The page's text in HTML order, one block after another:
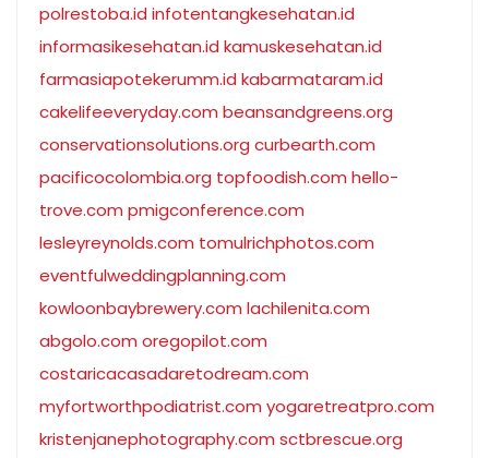
polrestoba.id infotentangkesehatan.id
informasikesehatan.id kamuskesehatan.id
farmasiapotekerumm.id kabarmataram.id
cakelifeeveryday.com beansandgreens.org
conservationsolutions.org curbearth.com
pacificocolombia.org topfoodish.com hello-
trove.com pmigconference.com
lesleyreynolds.com tomulrichphotos.com
eventfulweddingplanning.com
kowloonbaybrewery.com lachilenita.com
abgolo.com oregopilot.com
costaricacasadaretodream.com
myfortworthpodiatrist.com yogaretreatpro.com
kristenjanephotography.com sctbrescue.org